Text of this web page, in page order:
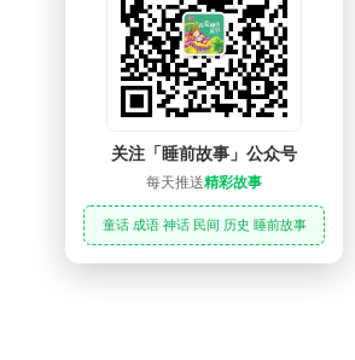
关注「睡前故事」公众号
每天推送精彩故事
童话 成语 神话 民间 历史 睡前故事